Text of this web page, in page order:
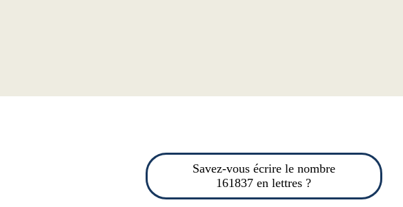
Savez-vous écrire le nombre
161837 en lettres ?